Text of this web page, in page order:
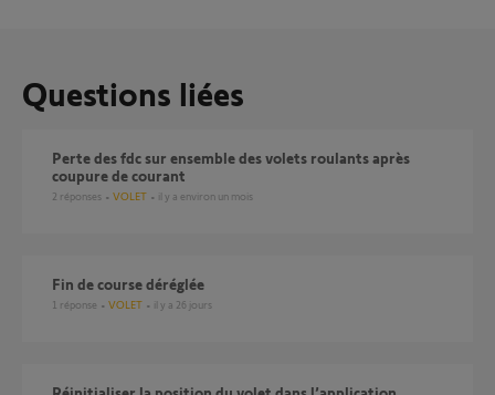
Questions liées
Perte des fdc sur ensemble des volets roulants après
coupure de courant
2 réponses VOLET il y a environ un mois
Fin de course déréglée
1 réponse VOLET il y a 26 jours